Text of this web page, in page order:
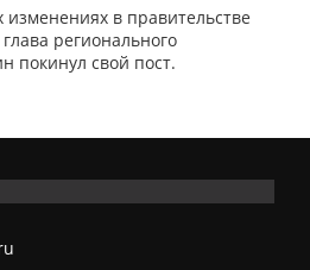
в правительстве
регионального
покинул свой пост.